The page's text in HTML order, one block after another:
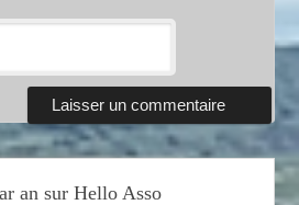
an sur Hello Asso